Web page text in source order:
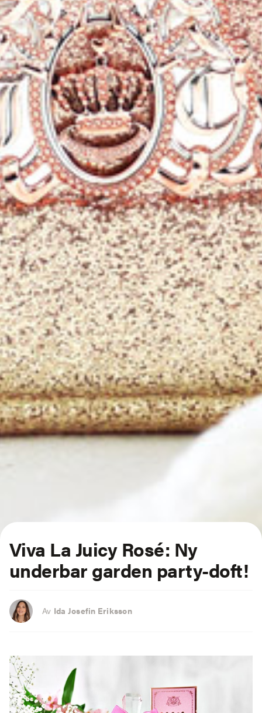
Viva La Juicy Rosé: Ny
underbar garden party-doft!
Av Ida Josefin Eriksson